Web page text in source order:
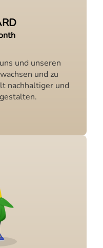
und unseren
und zu
nachhaltiger und